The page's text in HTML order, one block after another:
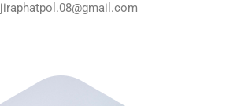
jiraphatpol.08@gmail.com